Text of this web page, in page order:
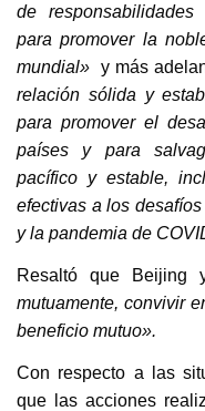
de
para promover la
mundial» y más
relación sólida y
para promover el
países y para
pacífico y estable,
efectivas a los
y la pandemia de
Resaltó que Beijing
mutuamente, convivir
beneficio mutuo».
Con respecto a las
que las acciones